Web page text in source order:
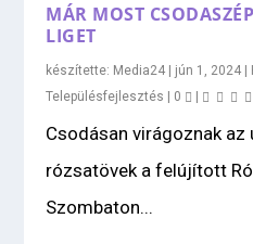
MÁR MOST
LIGET
készítette: Media24 | jún 1, 2024 |
Településfejlesztés | 0 |
Csodásan virágoznak
rózsatövek a felújított
Szombaton...